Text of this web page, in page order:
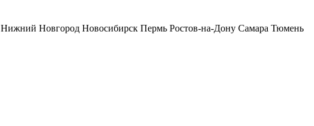
Нижний Новгород Новосибирск Пермь Ростов-на-Дону Самара Тюмень